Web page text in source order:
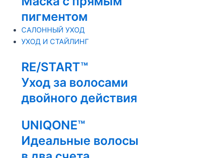
пигментом
САЛОННЫЙ УХОД
УХОД И СТАЙЛИНГ
RE/START™
Уход за волосами
двойного действия
UNIQONE™
Идеальные волосы